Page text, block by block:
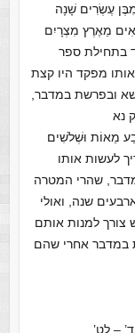
עֶשְׂרִים שָׁנָה
מֵאֶרֶץ מִצְרָיִם
בתחילת ספר
מפקד היו קצת
ובפרשת במדבר,
נא
מֵאוֹת וּשְׁלֹשִׁים
לעשות אותו
שהרי המטרה
שנה, ואולי
צורך למנות אותם
במדבר אחרי שהם
– לט’